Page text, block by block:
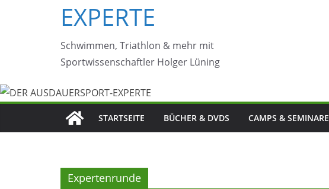
EXPERTE
Schwimmen, Triathlon & mehr mit
Sportwissenschaftler Holger Lüning
STARTSEITE BÜCHER & DVDS CAMPS & SEMINARE
Expertenrunde